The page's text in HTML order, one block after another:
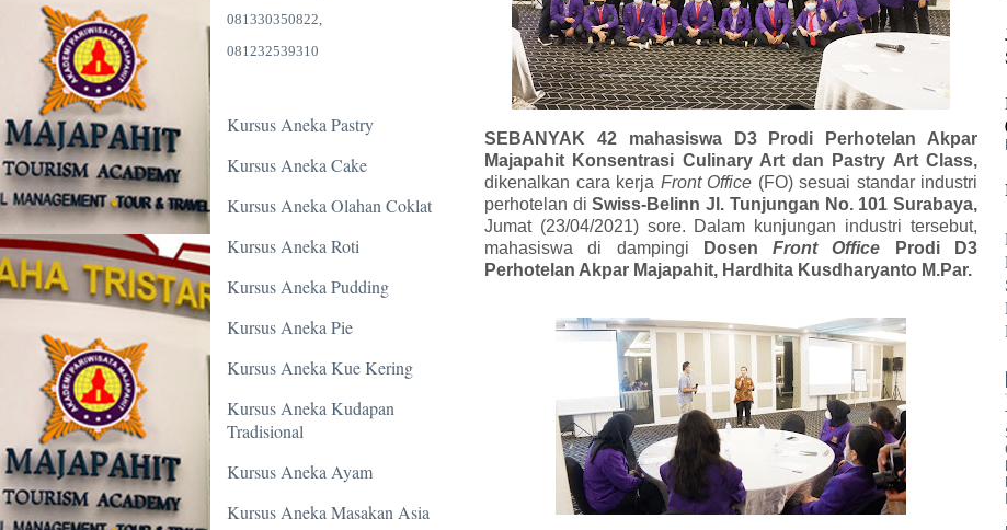
081330350822,
081232539310
Kursus Aneka Pastry
Kursus Aneka Cake
Kursus Aneka Olahan Coklat
Kursus Aneka Roti
Kursus Aneka Pudding
Kursus Aneka Pie
Kursus Aneka Kue Kering
Kursus Aneka Kudapan
Tradisional
Kursus Aneka Ayam
Kursus Aneka Masakan Asia
SEBANYAK 42
mahasiswa D3 Prodi Perhotelan Akpar
Majapahit Konsentrasi Culinary Art dan Pastry Art Class,
dikenalkan cara kerja Front Office (FO) sesuai standar industri
perhotelan diSwiss-Belinn Jl. Tunjungan No. 101 Surabaya,
Jumat (23/04/2021) sore. Dalam kunjungan industri tersebut,
mahasiswa di dampingi
DosenFront Office Prodi D3
Perhotelan Akpar Majapahit, Hardhita Kusdharyanto M.Par.